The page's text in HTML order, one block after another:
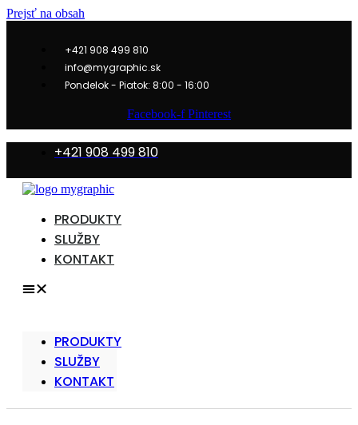
Prejsť na obsah
+421 908 499 810
info@mygraphic.sk
Pondelok - Piatok: 8:00 - 16:00
Facebook-f Pinterest
+421 908 499 810
PRODUKTY
SLUŽBY
KONTAKT
PRODUKTY
SLUŽBY
KONTAKT